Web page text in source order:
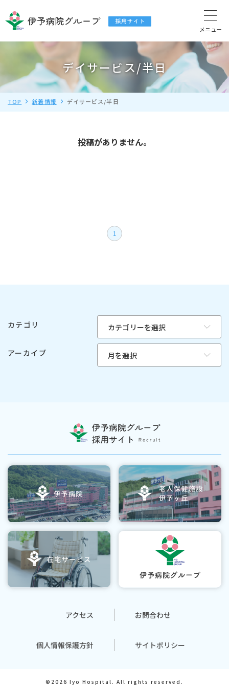
デイサービス/半日
TOP 新着情報 デイサービス/半日
投稿がありません。
1
カテゴリ
アーカイブ
アクセス お問合わせ
個人情報保護方針 サイトポリシー
©2026 Iyo Hospital. All rights reserved.